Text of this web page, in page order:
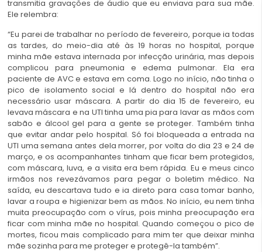
transmitia gravações de áudio que eu enviava para sua mãe.
Ele relembra:
“Eu parei de trabalhar no período de fevereiro, porque ia todas
as tardes, do meio-dia até às 19 horas no hospital, porque
minha mãe estava internada por infecção urinária, mas depois
complicou para pneumonia e edema pulmonar. Ela era
paciente de AVC e estava em coma. Logo no início, não tinha o
pico de isolamento social e lá dentro do hospital não era
necessário usar máscara. A partir do dia 15 de fevereiro, eu
levava máscara e na UTI tinha uma pia para lavar as mãos com
sabão e álcool gel para a gente se proteger. Também tinha
que evitar andar pelo hospital. Só foi bloqueada a entrada na
UTI uma semana antes dela morrer, por volta do dia 23 e 24 de
março, e os acompanhantes tinham que ficar bem protegidos,
com máscara, luva, e a visita era bem rápida. Eu e meus cinco
irmãos nos revezávamos para pegar o boletim médico. Na
saída, eu descartava tudo e ia direto para casa tomar banho,
lavar a roupa e higienizar bem as mãos. No início, eu nem tinha
muita preocupação com o vírus, pois minha preocupação era
ficar com minha mãe no hospital. Quando começou o pico de
mortes, ficou mais complicado para mim ter que deixar minha
mãe sozinha para me proteger e protegê-la também”.